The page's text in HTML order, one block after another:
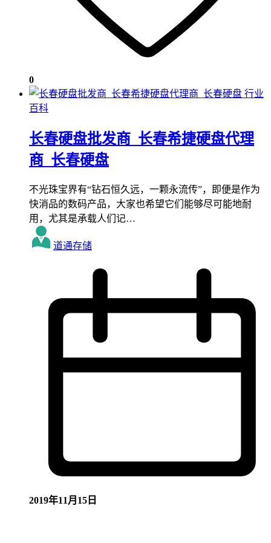
0
行业
百科
长春硬盘批发商_长春希捷硬盘代理
商_长春硬盘
不光珠宝界有“钻石恒久远，一颗永流传”，即便是作为
快消品的数码产品，大家也希望它们能够尽可能地耐
用，尤其是承载人们记…
道通存储
2019年11月15日